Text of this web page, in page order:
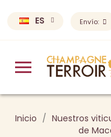
ES Envío:
Inicio Nuestros
de